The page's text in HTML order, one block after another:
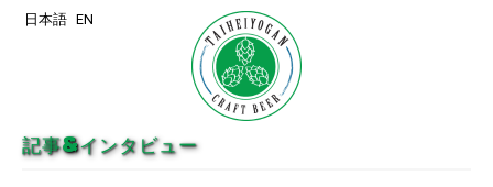
記事&インタビュー
日本語 EN